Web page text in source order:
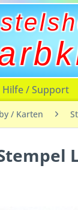
Hilfe / Support
/ Karten